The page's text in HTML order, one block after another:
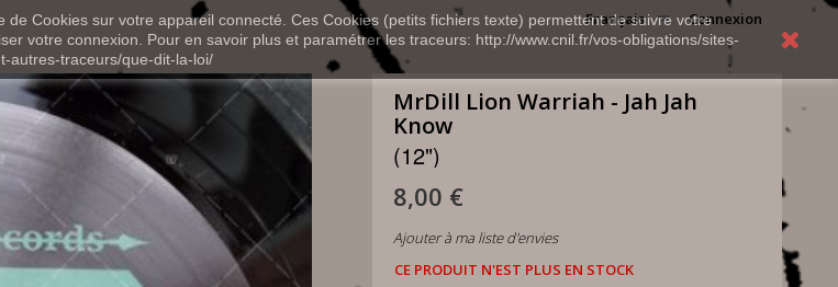
Cookies sur votre appareil connecté. Ces Cookies (petits fichiers texte) permettent de suivre votre
votre connexion. Pour en savoir plus et paramétrer les traceurs: http://www.cnil.fr/vos-obligations/sites-
autres-traceurs/que-dit-la-loi/
Connexion
Français
MrDill Lion Warriah - Jah Jah
Know
(12")
8,00 €
Ajouter à ma liste d'envies
CE PRODUIT N'EST PLUS EN STOCK